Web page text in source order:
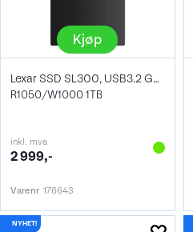
Kjøp
Lexar SSD SL300, USB3.2 Gen2 1TB
R1050/W1000 1TB
inkl. mva
2 999,-
Varenr 176643